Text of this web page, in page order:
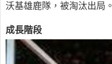
沃基雄鹿隊，被淘汰出局。
成長階段